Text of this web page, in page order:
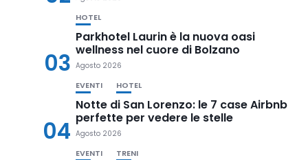
03
HOTEL
Parkhotel Laurin è la nuova oasi
wellness nel cuore di Bolzano
Agosto 2026
04
EVENTI HOTEL
Notte di San Lorenzo: le 7 case Airbnb
perfette per vedere le stelle
Agosto 2026
EVENTI TRENI